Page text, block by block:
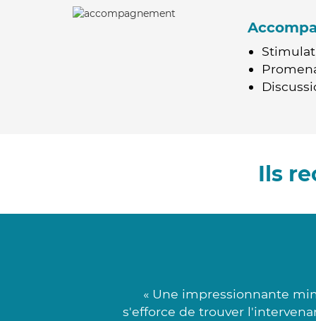
Ils
« Une impressionnante
s'efforce de trouver